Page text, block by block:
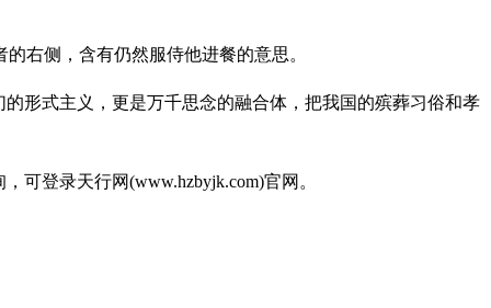
右侧，含有仍然服侍他进餐的意思。
形式主义，更是万千思念的融合体，把我国的殡葬习俗和孝
，可登录天行网(www.hzbyjk.com)官网。